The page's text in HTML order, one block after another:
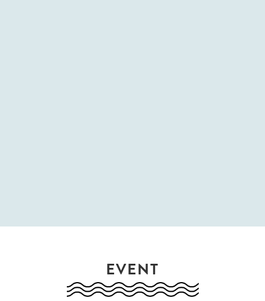
EVENT